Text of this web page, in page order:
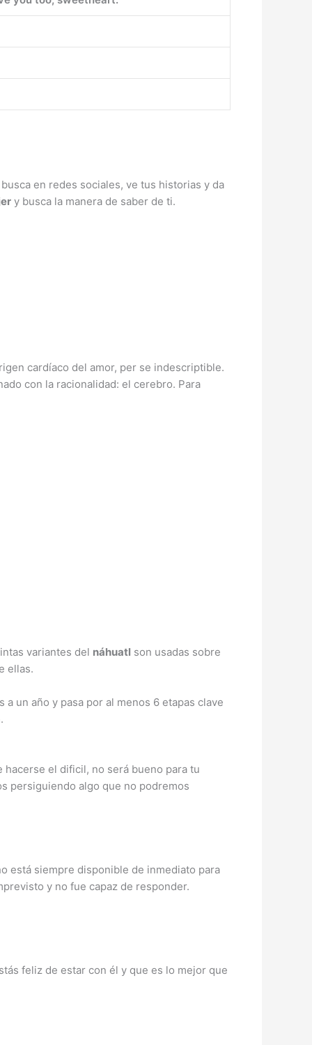
en redes sociales, ve tus historias y da
y busca la manera de saber de ti.
cardíaco del amor, per se indescriptible.
con la racionalidad: el cerebro. Para
variantes del náhuatl son usadas sobre
ellas.
a un año y pasa por al menos 6 etapas clave
el dificil, no será bueno para tu
persiguiendo algo que no podremos
está siempre disponible de inmediato para
y no fue capaz de responder.
feliz de estar con él y que es lo mejor que